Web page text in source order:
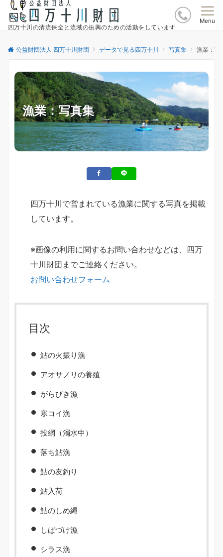
四万十川の清流保全と流域の振興のための活動をしています
Menu
公益財団法人 四万十川財団 データで見る四万十川 写真集 漁業：写
漁業：写真集
四万十川で営まれている漁業に関する写真を掲載
しています。
※画像の利用に関するお問い合わせなどは、四万
十川財団までご連絡ください。
お問い合わせフォーム
目次
鮎の火振り漁
アオサノリの養殖
がらびき漁
寒コイ漁
投網（濁水中）
落ち鮎漁
鮎の友釣り
鮎入荷
鮎のしめ縄
しばづけ漁
シラス漁